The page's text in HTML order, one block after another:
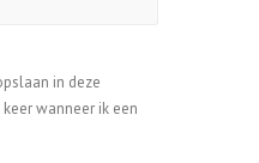
in deze
wanneer ik een